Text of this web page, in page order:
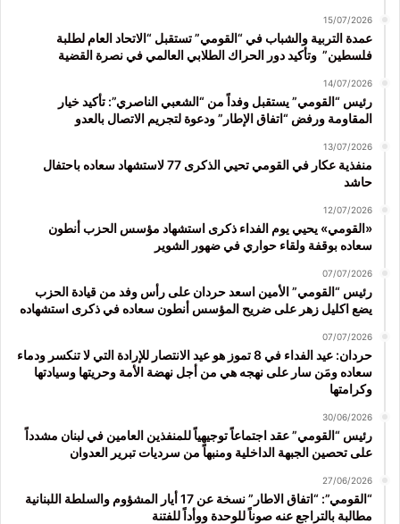
15/07/2026
عمدة التربية والشباب في “القومي” تستقبل “الاتحاد العام لطلبة
فلسطين” وتأكيد دور الحراك الطلابي العالمي في نصرة القضية
14/07/2026
رئيس “القومي” يستقبل وفداً من “الشعبي الناصري”: تأكيد خيار
المقاومة ورفض “اتفاق الإطار” ودعوة لتجريم الاتصال بالعدو
13/07/2026
منفذية عكار في القومي تحيي الذكرى 77 لاستشهاد سعاده باحتفال
حاشد
12/07/2026
«القومي» يحيي يوم الفداء ذكرى استشهاد مؤسس الحزب أنطون
سعاده بوقفة ولقاء حواري في ضهور الشوير
07/07/2026
رئيس “القومي” الأمين اسعد حردان على رأس وفد من قيادة الحزب
يضع اكليل زهر على ضريح المؤسس أنطون سعاده في ذكرى استشهاده
07/07/2026
حردان: عيد الفداء في 8 تموز هو عيد الانتصار للإرادة التي لا تنكسر ودماء
سعاده ومَن سار على نهجه هي من أجل نهضة الأمة وحريتها وسيادتها
وكرامتها
30/06/2026
رئيس “القومي” عقد اجتماعاً توجيهياً للمنفذين العامين في لبنان مشدداً
على تحصين الجبهة الداخلية ومنبهاً من سرديات تبرير العدوان
27/06/2026
“القومي”: “اتفاق الاطار” نسخة عن 17 أيار المشؤوم والسلطة اللبنانية
مطالبة بالتراجع عنه صوناً للوحدة ووأداً للفتنة